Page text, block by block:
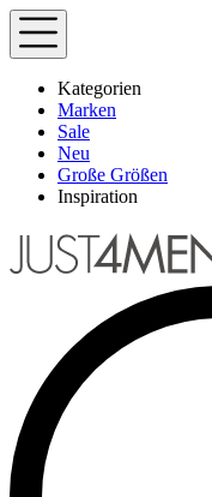
Kategorien
Marken
Sale
Neu
Große Größen
Inspiration